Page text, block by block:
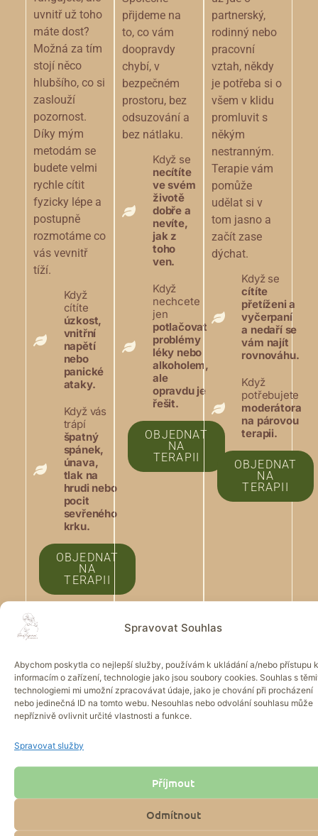
Spravovat Souhlas
Abychom poskytla co nejlepší služby, používám k ukládání a/nebo přístupu k
informacím o zařízení, technologie jako jsou soubory cookies. Souhlas s
technologiemi mi umožní zpracovávat údaje, jako je chování při procházení
nebo jedinečná ID na tomto webu. Nesouhlas nebo odvolání souhlasu může
nepříznivě ovlivnit určité vlastnosti a funkce.
Spravovat služby
Příjmout
Odmítnout
uvnitř už toho
máte dost?
Možná za tím
stojí něco
hlubšího, co si
zaslouží
pozornost.
Díky mým
metodám se
budete velmi
rychle cítit
fyzicky lépe a
postupně
rozmotáme co
vás vevnitř
tíží.
Když
cítíte
úzkost,
vnitřní
napětí
nebo
panické
ataky.
Když vás
trápí
špatný
spánek,
únava,
tlak na
hrudi nebo
pocit
sevřeného
krku.
OBJEDNAT
NA
TERAPII
přijdeme na
to, co vám
doopravdy
chybí, v
bezpečném
prostoru, bez
odsuzování a
bez nátlaku.
Když se
necítíte
ve svém
životě
dobře a
nevíte,
jak z
toho
ven.
Když
nechcete
jen
potlačovat
problémy
léky nebo
alkoholem,
ale
opravdu je
řešit.
OBJEDNAT
NA
TERAPII
partnerský,
rodinný nebo
pracovní
vztah, někdy
je potřeba si o
všem v klidu
promluvit s
někým
nestranným.
Terapie vám
pomůže
udělat si v
tom jasno a
začít zase
dýchat.
Když se
cítíte
přetíženi a
vyčerpaní
a nedaří se
vám najít
rovnováhu.
Když
potřebujete
moderátora
na párovou
terapii.
OBJEDNAT
NA
TERAPII
Spokojení klienti
POMOHLA JSEM UŽ STOVKÁM
LIDÍ
opravdová změna přichází tam, kde je bezpečný
prostor, respekt a důvěra. Spokojenost mých klientů
není jen výsledkem – je smyslem mé práce.
PŘEČÍST REFERENCE